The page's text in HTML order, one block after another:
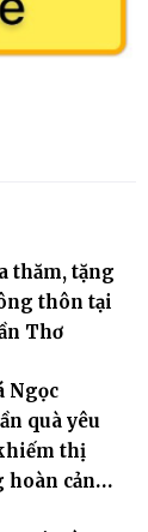
thăm, tặng
thôn tại
Thơ
Ngọc
quà yêu
thị
hoàn cảnh